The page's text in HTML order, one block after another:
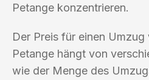
Petange konzentrieren.
Der Preis für einen
Petange hängt von
wie der Menge des